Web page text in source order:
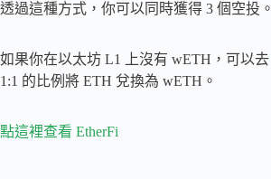
透過這種方式，你可以同時獲得 3 個空投。
如果你在以太坊 L1 上沒有 wETH，可以去
1:1 的比例將 ETH 兌換為 wETH。
點這裡查看 EtherFi